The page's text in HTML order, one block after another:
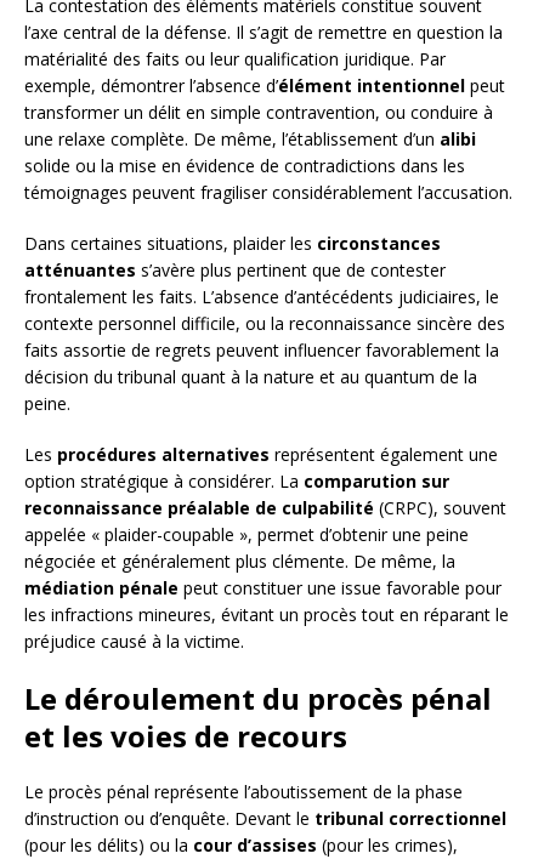
La contestation des éléments matériels constitue souvent
l’axe central de la défense. Il s’agit de remettre en question la
matérialité des faits ou leur qualification juridique. Par
exemple, démontrer l’absence d’élément intentionnel peut
transformer un délit en simple contravention, ou conduire à
une relaxe complète. De même, l’établissement d’un alibi
solide ou la mise en évidence de contradictions dans les
témoignages peuvent fragiliser considérablement l’accusation.
Dans certaines situations, plaider les circonstances
atténuantes s’avère plus pertinent que de contester
frontalement les faits. L’absence d’antécédents judiciaires, le
contexte personnel difficile, ou la reconnaissance sincère des
faits assortie de regrets peuvent influencer favorablement la
décision du tribunal quant à la nature et au quantum de la
peine.
Les procédures alternatives représentent également une
option stratégique à considérer. La comparution sur
reconnaissance préalable de culpabilité (CRPC), souvent
appelée « plaider-coupable », permet d’obtenir une peine
négociée et généralement plus clémente. De même, la
médiation pénale peut constituer une issue favorable pour
les infractions mineures, évitant un procès tout en réparant le
préjudice causé à la victime.
Le déroulement du procès pénal
et les voies de recours
Le procès pénal représente l’aboutissement de la phase
d’instruction ou d’enquête. Devant le tribunal correctionnel
(pour les délits) ou la cour d’assises (pour les crimes),